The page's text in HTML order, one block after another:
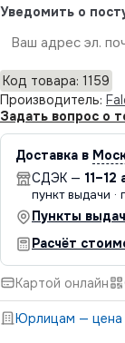
Уведомить о
Код товара: 1159
Производитель:
Задать вопрос о
Доставка в
СДЭК — 11–12
пункт выдачи ·
Пункты
Расчёт
Картой онлайн
Юрлицам — цена